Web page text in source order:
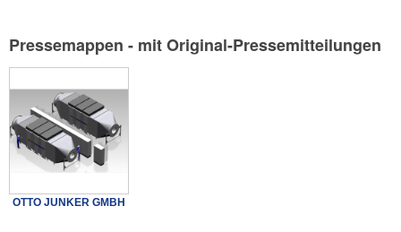
Pressemappen - mit Original-Pressemitteilungen
OTTO JUNKER GMBH